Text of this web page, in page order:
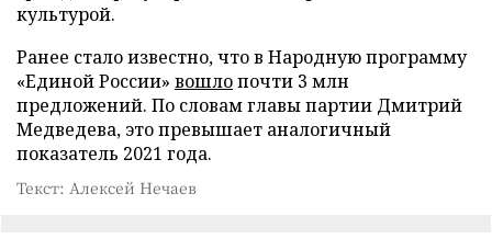
культурой.
Ранее стало известно, что в Народную программу
«Единой России» вошлопочти 3 млн
предложений. По словам главы партии Дмитрий
Медведева, это превышает аналогичный
показатель 2021 года.
Текст: Алексей Нечаев